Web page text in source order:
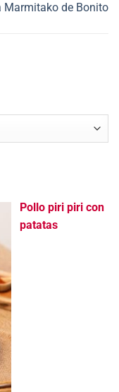
Marmitako de Bonito
Pollo piri piri con
patatas